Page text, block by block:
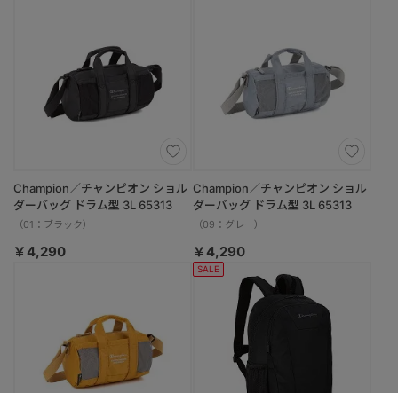
Champion／チャンピオン ショル
ダーバッグ ドラム型 3L 65313
（01：ブラック）
￥4,290
Champion／チャンピオン ショル
ダーバッグ ドラム型 3L 65313
（09：グレー）
￥4,290
SALE